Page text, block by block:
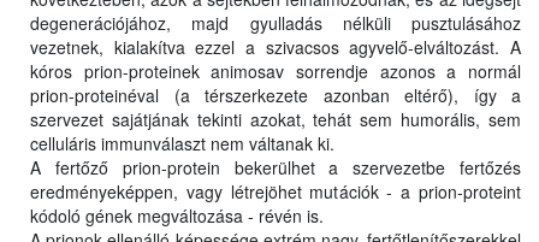
degenerációjához, majd gyulladás nélküli pusztulásához
vezetnek, kialakítva ezzel a szivacsos agyvelő-elváltozást. A
kóros prion-proteinek animosav sorrendje azonos a normál
prion-proteinéval (a térszerkezete azonban eltérő), így a
szervezet sajátjának tekinti azokat, tehát sem humorális, sem
celluláris immunválaszt nem váltanak ki.
A fertőző prion-protein bekerülhet a szervezetbe fertőzés
eredményeképpen, vagy létrejöhet mutációk - a prion-proteint
kódoló gének megváltozása - révén is.